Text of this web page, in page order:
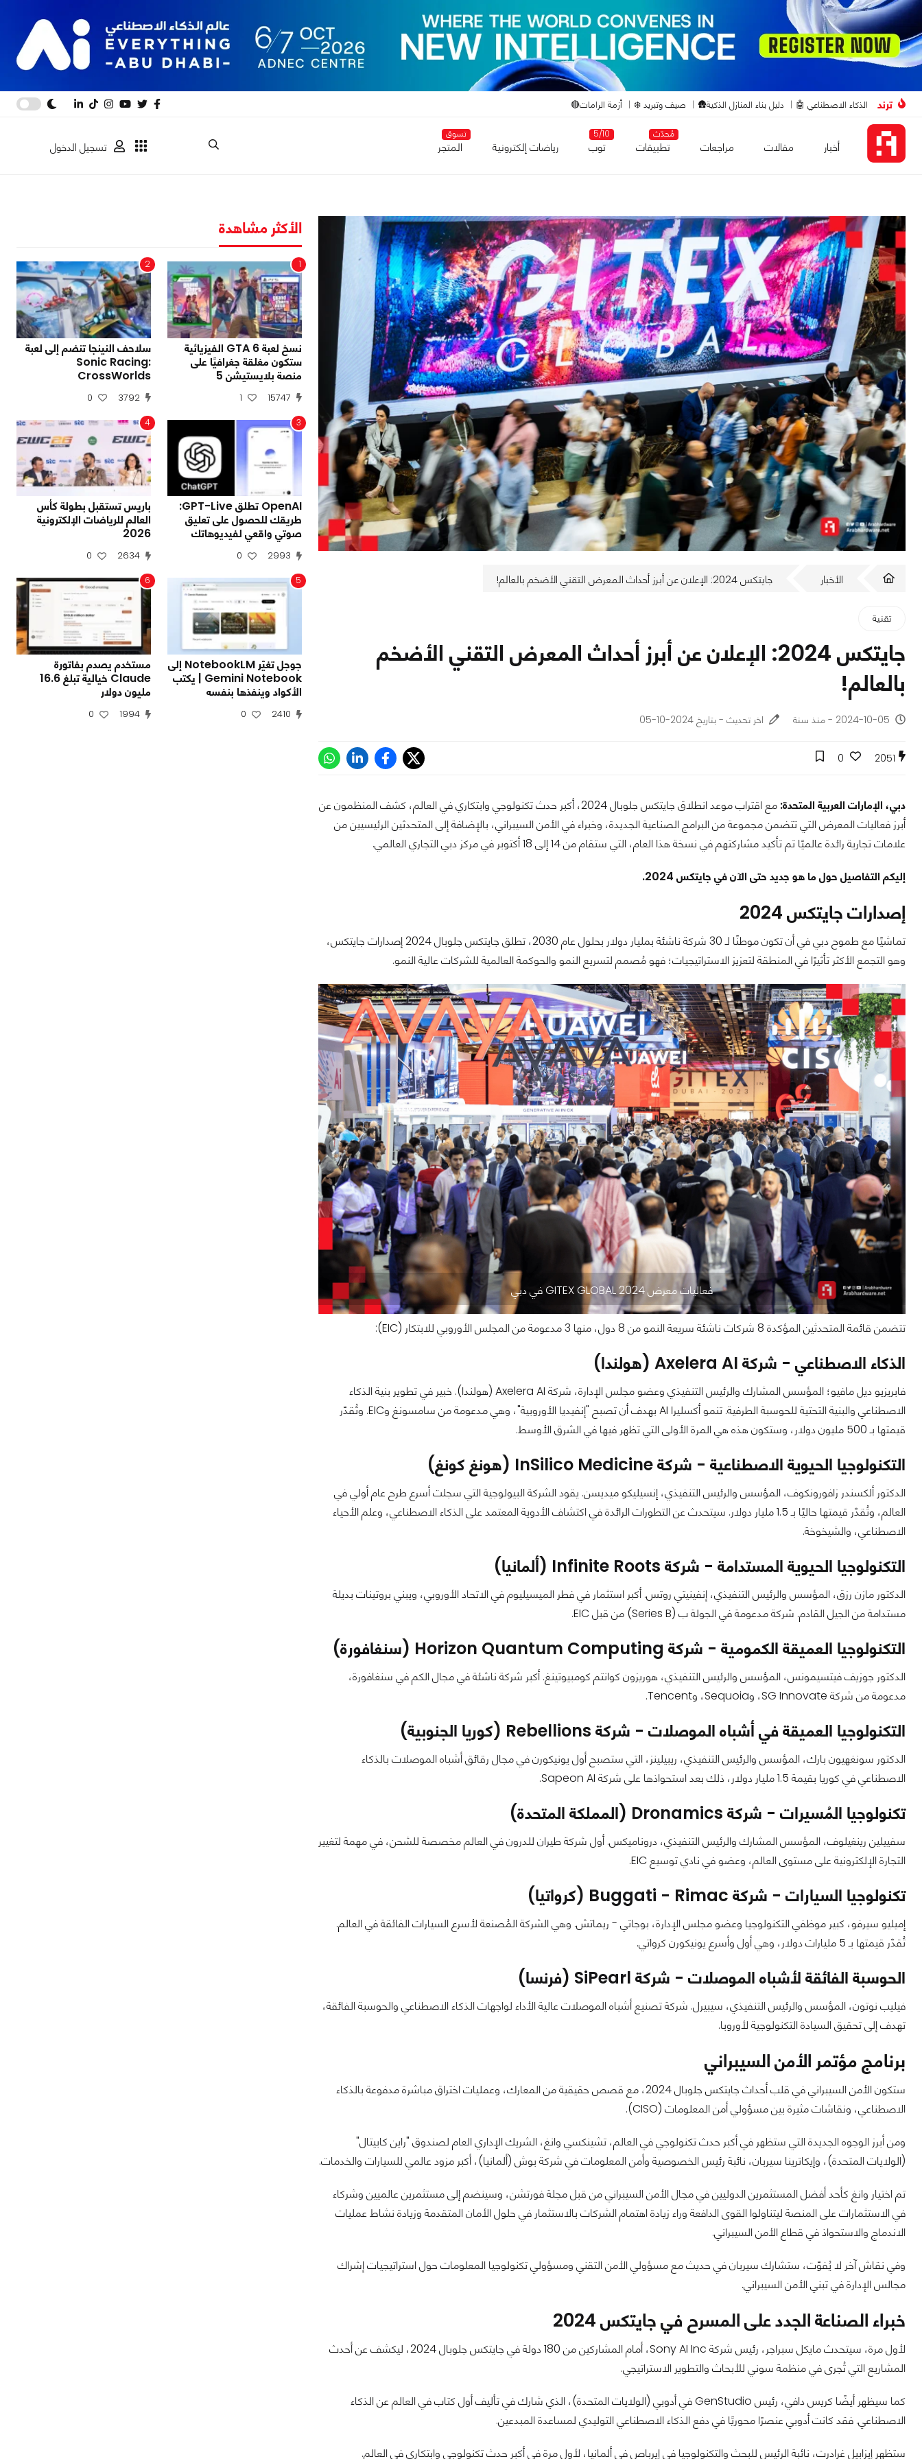
ترند الذكاء الاصطناعي 🤖 دليل بناء المنازل الذكية🛖 صيف وتبريد ❄️ أزمة الرامات🔴
أخبار مقالات مراجعات
مُحدّث
تطبيقات
5/10
توب رياضات إلكترونية
تسوق
المتجر تسجيل الدخول
الأخبار جايتكس 2024: الإعلان عن أبرز أحداث المعرض التقني الأضخم بالعالم!
تقنية
جايتكس 2024: الإعلان عن أبرز أحداث المعرض التقني الأضخم
بالعالم!
2024-10-05 - منذ سنة اخر تحديث - بتاريخ 2024-10-05
2051
0
دبي، الإمارات العربية المتحدة:
مع اقتراب موعد انطلاق جايتكس جلوبال 2024، أكبر حدث تكنولوجي وابتكاري في العالم، كشف المنظمون عن
أبرز فعاليات المعرض التي تتضمن مجموعة من البرامج الصناعية الجديدة، وخبراء في الأمن السيبراني، بالإضافة إلى المتحدثين الرئيسيين من
علامات تجارية رائدة عالميًا تم تأكيد مشاركتهم في نسخة هذا العام، التي ستقام من 14 إلى 18 أكتوبر في مركز دبي التجاري العالمي.
إليكم التفاصيل حول ما هو جديد حتى الآن في جايتكس 2024.
إصدارات جایتكس 2024
تماشيًا مع طموح دبي في أن تكون موطنًا لـ 30 شركة ناشئة بمليار دولار بحلول عام 2030، تطلق جايتكس جلوبال 2024 إصدارات جایتكس،
وهو التجمع الأكثر تأثيرًا في المنطقة لتعزيز الاستراتيجيات؛ فهو مُصمم لتسريع النمو والحوكمة العالمية للشركات عالية النمو.
فعاليات معرض GITEX GLOBAL 2024 في دبي
تتضمن قائمة المتحدثين المؤكدة 8 شركات ناشئة سريعة النمو من 8 دول، منها 3 مدعومة من المجلس الأوروبي للابتكار (EIC):
الذكاء الاصطناعي - شركة Axelera AI (هولندا)
فابريزيو ديل مافيو؛ المؤسس المشارك والرئيس التنفيذي وعضو مجلس الإدارة، شركة Axelera AI (هولندا). خبير في تطوير بنية الذكاء
الاصطناعي والبنية التحتية للحوسبة الطرفية. تنمو أكسليرا AI بهدف أن تصبح "إنفيديا الأوروبية"، وهي مدعومة من سامسونغ وEIC. وتُقدّر
قيمتها بـ 500 مليون دولار، وستكون هذه هي المرة الأولى التي تظهر فيها في الشرق الأوسط.
التكنولوجيا الحيوية الاصطناعية - شركة InSilico Medicine (هونغ كونغ)
الدكتور ألكسندر زافورونكوف، المؤسس والرئيس التنفيذي، إنسيليكو ميديسن. يقود الشركة البيولوجية التي سجلت أسرع طرح عام أولي في
العالم، وتُقدّر قيمتها حاليًا بـ 1.5 مليار دولار. سيتحدث عن التطورات الرائدة في اكتشاف الأدوية المعتمد على الذكاء الاصطناعي، وعلم الأحياء
الاصطناعي، والشيخوخة.
التكنولوجيا الحيوية المستدامة - شركة Infinite Roots (ألمانيا)
الدكتور مازن رزق، المؤسس والرئيس التنفيذي، إنفينيتي روتس. أكبر استثمار في فطر الميسيليوم في الاتحاد الأوروبي، ويبني بروتينات بديلة
مستدامة من الجيل القادم. شركة مدعومة في الجولة ب (Series B) من قبل EIC.
التكنولوجيا العميقة الكمومية - شركة Horizon Quantum Computing (سنغافورة)
الدكتور جوزيف فيتسيمونس، المؤسس والرئيس التنفيذي، هوريزون كوانتم كومبيوتينغ. أكبر شركة ناشئة في مجال الكم في سنغافورة،
مدعومة من شركة SG Innovate، وSequoia، وTencent.
التكنولوجيا العميقة في أشباه الموصلات - شركة Rebellions (كوريا الجنوبية)
الدكتور سونغهيون بارك، المؤسس والرئيس التنفيذي، ريبيلينز، التي ستصبح أول يونيكورن في مجال رقائق أشباه الموصلات بالذكاء
الاصطناعي في كوريا بقيمة 1.5 مليار دولار، ذلك بعد استحواذها على شركة Sapeon AI.
تكنولوجيا المُسيرات - شركة Dronamics (المملكة المتحدة)
سفييلين رينغيلوف، المؤسس المشارك والرئيس التنفيذي، دروناميكس. أول شركة طيران للدرون في العالم مخصصة للشحن، في مهمة لتغيير
التجارة الإلكترونية على مستوى العالم، وعضو في نادي توسيع EIC.
تكنولوجيا السيارات - شركة Buggati - Rimac (كرواتيا)
إميليو سيرفو، كبير موظفي التكنولوجيا وعضو مجلس الإدارة، بوجاتي - ريماتش. وهي الشركة المُصنعة لأسرع السيارات الفائقة في العالم.
تُقدّر قيمتها بـ 5 مليارات دولار، وهي أول وأسرع يونيكورن كرواتي.
الحوسبة الفائقة لأشباه الموصلات - شركة SiPearl (فرنسا)
فيليب نوتون، المؤسس والرئيس التنفيذي، سيبيرل. شركة تصنيع أشباه الموصلات عالية الأداء لواجهات الذكاء الاصطناعي والحوسبة الفائقة،
تهدف إلى تحقيق السيادة التكنولوجية لأوروبا.
برنامج مؤتمر الأمن السيبراني
ستكون الأمن السيبراني في قلب أحداث جايتكس جلوبال 2024، مع قصص حقيقية من المعارك، وعمليات اختراق مباشرة مدفوعة بالذكاء
الاصطناعي، ونقاشات مثيرة بين مسؤولي أمن المعلومات (CISO).
ومن أبرز الوجوه الجديدة التي ستظهر في أكبر حدث تكنولوجي في العالم، تشينكسي وانغ، الشريك الإداري العام لصندوق "راين كابيتال"
(الولايات المتحدة)، وإيكاترينا سيربان، نائبة رئيس الخصوصية وأمن المعلومات في شركة بوش (ألمانيا)، أكبر مزود عالمي للسيارات والخدمات.
تم اختيار وانغ كأحد أفضل المستثمرين الدوليين في مجال الأمن السيبراني من قبل مجلة فورتشن، وسينضم إلى مستثمرين عالميين وشركاء
في الاستثمارات على المنصة ليتناولوا القوى الدافعة وراء زيادة اهتمام الشركات بالاستثمار في حلول الأمان المتقدمة وزيادة نشاط عمليات
الاندماج والاستحواذ في قطاع الأمن السيبراني.
وفي نقاش آخر لا يُفوّت، ستشارك سيربان في حديث مع مسؤولي الأمن التقني ومسؤولي تكنولوجيا المعلومات حول استراتيجيات إشراك
مجالس الإدارة في تبني الأمن السيبراني.
خبراء الصناعة الجدد على المسرح في جايتكس 2024
لأول مرة، سيتحدث مايكل سبراجر، رئيس شركة Sony AI Inc، أمام المشاركين من 180 دولة في جايتكس جلوبال 2024، ليكشف عن أحدث
المشاريع التي تُجرى في منظمة سوني للأبحاث والتطوير الاستراتيجي.
كما سيظهر أيضًا كريس دافي، رئيس GenStudio في أدوبي (الولايات المتحدة)، الذي شارك في تأليف أول كتاب في العالم عن الذكاء
الاصطناعي. فقد كانت أدوبي عنصرًا محوريًا في دفع الذكاء الاصطناعي التوليدي لمساعدة المبدعين.
ستظهر إيزابيل غرادرت، نائبة الرئيس للبحث والتكنولوجيا في إيرباص في ألمانيا، لأول مرة في أكبر حدث تكنولوجي وابتكاري في العالم.
الأكثر مشاهدة
1
نسخ لعبة GTA 6 الفيزيائية
ستكون مغلقة جغرافيًا على
منصة بلايستيشن 5
15747
1
2
سلاحف النينجا تنضم إلى لعبة
Sonic Racing:
CrossWorlds
3792
0
3
OpenAI تطلق GPT-Live:
طريقك للحصول على تعليق
صوتي واقعي لفيديوهاتك
2993
0
4
باريس تستقبل بطولة كأس
العالم للرياضات الإلكترونية
2026
2634
0
5
جوجل تغيّر NotebookLM إلى
Gemini Notebook | يكتب
الأكواد وينفذها بنفسه
2410
0
6
مستخدم يصدم بفاتورة
Claude خيالية تبلغ 16.6
مليون دولار
1994
0